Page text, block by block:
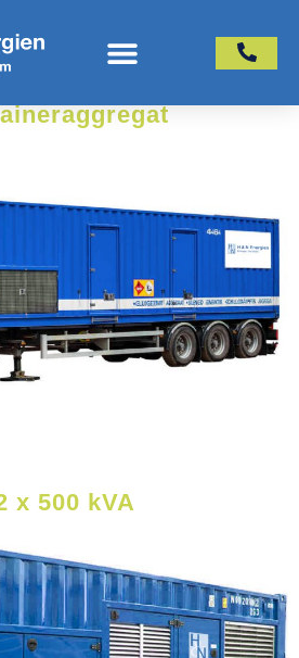
x 500 kVA